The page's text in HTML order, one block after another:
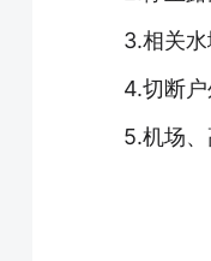
3.相关
4.切断
5.机场